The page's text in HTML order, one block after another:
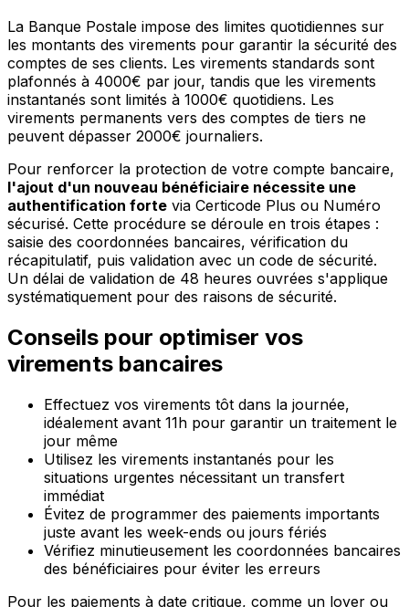
La Banque Postale impose des limites quotidiennes sur
les montants des virements pour garantir la sécurité des
comptes de ses clients. Les virements standards sont
plafonnés à 4000€ par jour, tandis que les virements
instantanés sont limités à 1000€ quotidiens. Les
virements permanents vers des comptes de tiers ne
peuvent dépasser 2000€ journaliers.
Pour renforcer la protection de votre compte bancaire,
l'ajout d'un nouveau bénéficiaire nécessite une
authentification forte via Certicode Plus ou Numéro
sécurisé. Cette procédure se déroule en trois étapes :
saisie des coordonnées bancaires, vérification du
récapitulatif, puis validation avec un code de sécurité.
Un délai de validation de 48 heures ouvrées s'applique
systématiquement pour des raisons de sécurité.
Conseils pour optimiser vos
virements bancaires
Effectuez vos virements tôt dans la journée,
idéalement avant 11h pour garantir un traitement le
jour même
Utilisez les virements instantanés pour les
situations urgentes nécessitant un transfert
immédiat
Évitez de programmer des paiements importants
juste avant les week-ends ou jours fériés
Vérifiez minutieusement les coordonnées bancaires
des bénéficiaires pour éviter les erreurs
Pour les paiements à date critique, comme un loyer ou